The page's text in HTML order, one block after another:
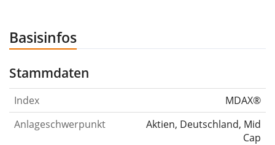
Basisinfos
Stammdaten
Index
MDAX®
Anlageschwerpunkt
Aktien, Deutschland, Mid
Cap